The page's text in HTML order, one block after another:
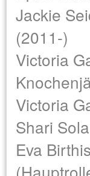
Jackie
(2011-)
Victoria
Victoria
Shari
Eva